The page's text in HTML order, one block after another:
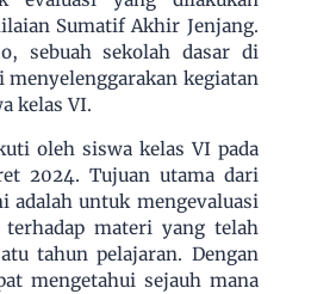
Sumatif Akhir Jenjang.
sebuah sekolah dasar di
kegiatan
kelas VI.
oleh siswa kelas VI pada
2024. Tujuan utama dari
adalah untuk mengevaluasi
terhadap materi yang telah
tahun pelajaran. Dengan
mengetahui sejauh mana